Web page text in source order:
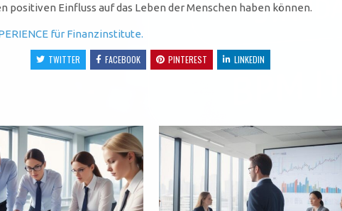
Einfluss auf das Leben der Menschen haben können.
für Finanzinstitute.
TWITTER FACEBOOK PINTEREST
LINKEDIN